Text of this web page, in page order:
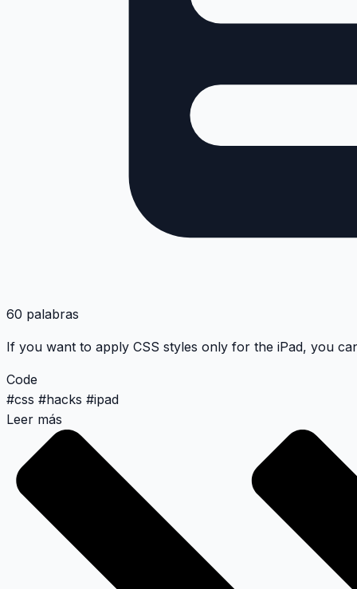
60 palabras
If you want to apply CSS styles only for the iPad, you
Code
#css #hacks #ipad
Leer más